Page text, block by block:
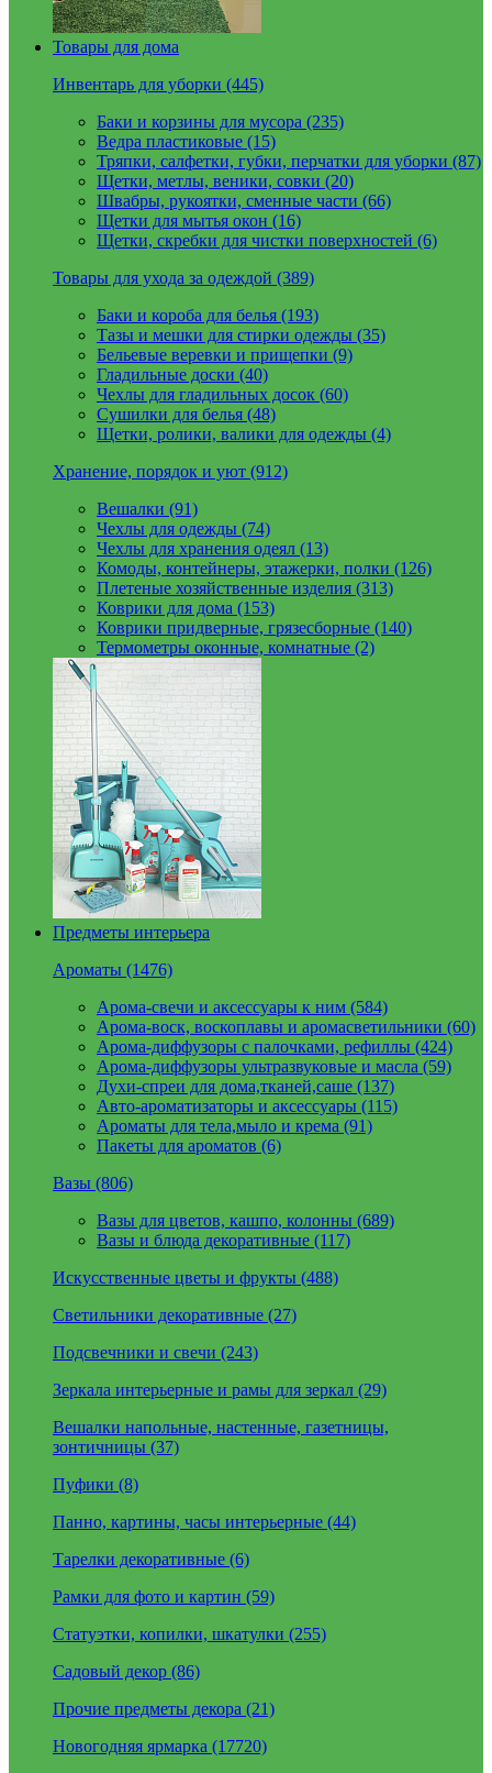
Товары для дома
Инвентарь для уборки (445)
Баки и корзины для мусора (235)
Ведра пластиковые (15)
Тряпки, салфетки, губки, перчатки для уборки (87)
Щетки, метлы, веники, совки (20)
Швабры, рукоятки, сменные части (66)
Щетки для мытья окон (16)
Щетки, скребки для чистки поверхностей (6)
Товары для ухода за одеждой (389)
Баки и короба для белья (193)
Тазы и мешки для стирки одежды (35)
Бельевые веревки и прищепки (9)
Гладильные доски (40)
Чехлы для гладильных досок (60)
Сушилки для белья (48)
Щетки, ролики, валики для одежды (4)
Хранение, порядок и уют (912)
Вешалки (91)
Чехлы для одежды (74)
Чехлы для хранения одеял (13)
Комоды, контейнеры, этажерки, полки (126)
Плетеные хозяйственные изделия (313)
Коврики для дома (153)
Коврики придверные, грязесборные (140)
Термометры оконные, комнатные (2)
Предметы интерьера
Ароматы (1476)
Арома-свечи и аксессуары к ним (584)
Арома-воск, воскоплавы и аромасветильники (60)
Арома-диффузоры с палочками, рефиллы (424)
Арома-диффузоры ультразвуковые и масла (59)
Духи-спреи для дома,тканей,саше (137)
Авто-ароматизаторы и аксессуары (115)
Ароматы для тела,мыло и крема (91)
Пакеты для ароматов (6)
Вазы (806)
Вазы для цветов, кашпо, колонны (689)
Вазы и блюда декоративные (117)
Искусственные цветы и фрукты (488)
Светильники декоративные (27)
Подсвечники и свечи (243)
Зеркала интерьерные и рамы для зеркал (29)
Вешалки напольные, настенные, газетницы,
зонтичницы (37)
Пуфики (8)
Панно, картины, часы интерьерные (44)
Тарелки декоративные (6)
Рамки для фото и картин (59)
Статуэтки, копилки, шкатулки (255)
Садовый декор (86)
Прочие предметы декора (21)
Новогодняя ярмарка (17720)